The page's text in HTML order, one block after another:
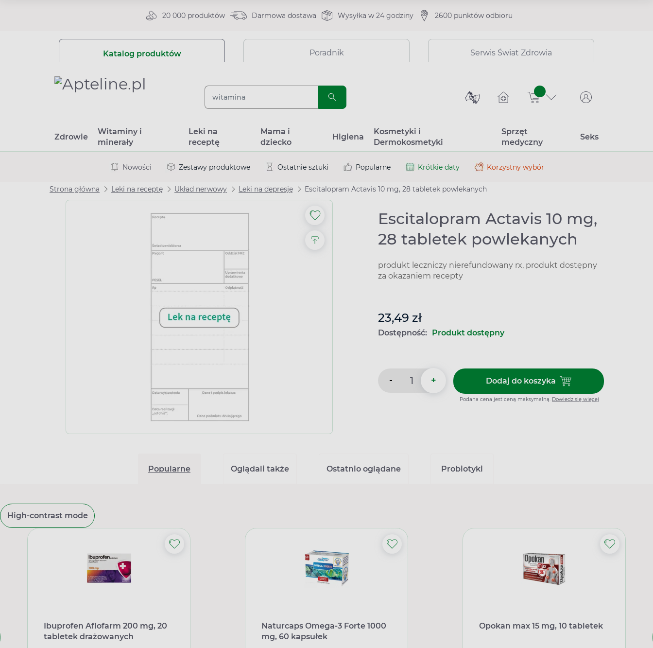
20 000 produktów Darmowa dostawa Wysyłka w 24 godziny 2600 punktów odbioru
Katalog produktów Poradnik Serwis Świat Zdrowia
sztuk
Zdrowie
Witaminy i
minerały
Leki na
receptę
Mama i
dziecko
Higiena
Kosmetyki i
Dermokosmetyki
Sprzęt
medyczny
Seks
Nowości Zestawy produktowe Ostatnie sztuki Popularne Krótkie daty Korzystny wybór
Strona główna Leki na receptę Układ nerwowy Leki na depresję Escitalopram Actavis 10 mg, 28 tabletek powlekanych
Escitalopram Actavis 10 mg,
28 tabletek powlekanych
produkt leczniczy nierefundowany rx, produkt dostępny
za okazaniem recepty
23,49 zł
Dostępność: Produkt dostępny
- + Dodaj do koszykaDodaj do koszyka
Podana cena jest ceną maksymalną. Dowiedz się więcej
Popularne Oglądali także Ostatnio oglądane Probiotyki
High-contrast mode
Ibuprofen Aflofarm 200 mg, 20
tabletek drażowanych
Naturcaps Omega-3 Forte 1000
mg, 60 kapsułek
Opokan max 15 mg, 10 tabletek